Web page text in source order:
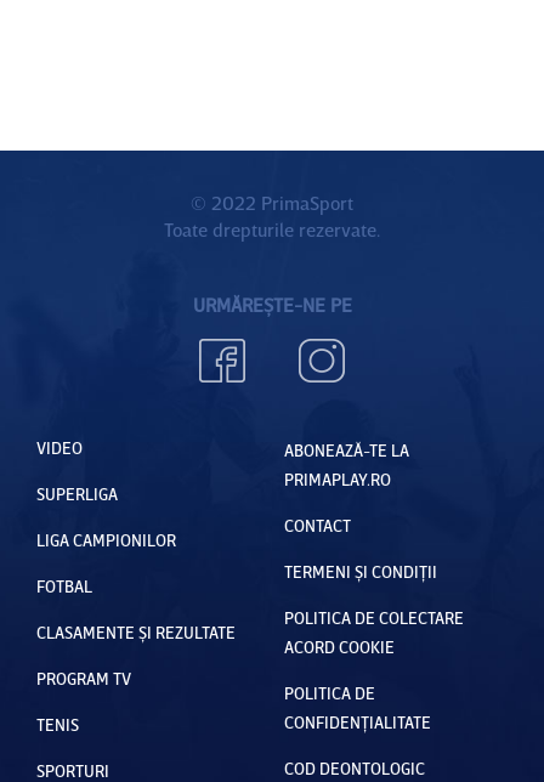
© 2022 PrimaSport
Toate drepturile rezervate.
URMĂREȘTE-NE PE
VIDEO
SUPERLIGA
LIGA CAMPIONILOR
FOTBAL
CLASAMENTE ȘI REZULTATE
PROGRAM TV
TENIS
SPORTURI
ABONEAZĂ-TE LA
PRIMAPLAY.RO
CONTACT
TERMENI ȘI CONDIȚII
POLITICA DE COLECTARE
ACORD COOKIE
POLITICA DE
CONFIDENȚIALITATE
COD DEONTOLOGIC